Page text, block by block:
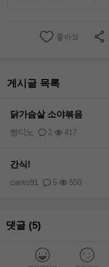
좋아요
게시글 목록
닭가슴살 소야볶음
2 417
빵디노
간식!
5 550
canto91
댓글 (5)